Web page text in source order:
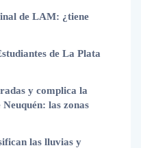
de LAM: ¿tiene
de La Plata
y complica la
las zonas
las lluvias y